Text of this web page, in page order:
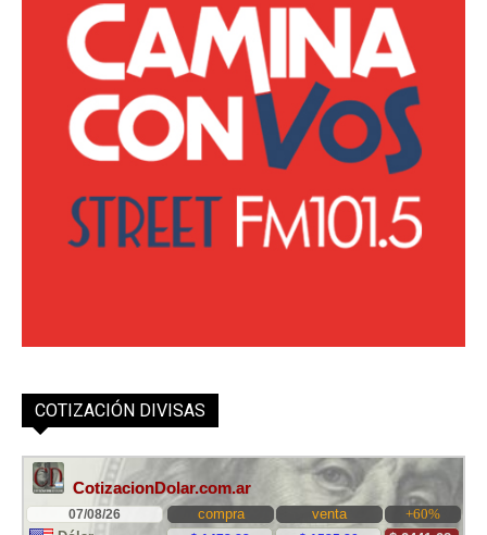
COTIZACIÓN DIVISAS